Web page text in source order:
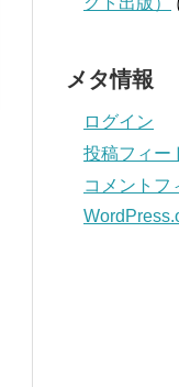
メタ情報
ログイン
投稿フィー
コメントフ